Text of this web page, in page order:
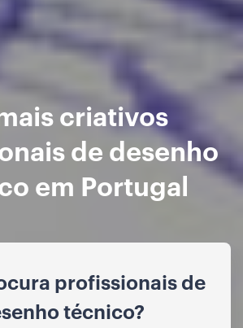
criativos
de desenho
em Portugal
profissionais de
técnico?